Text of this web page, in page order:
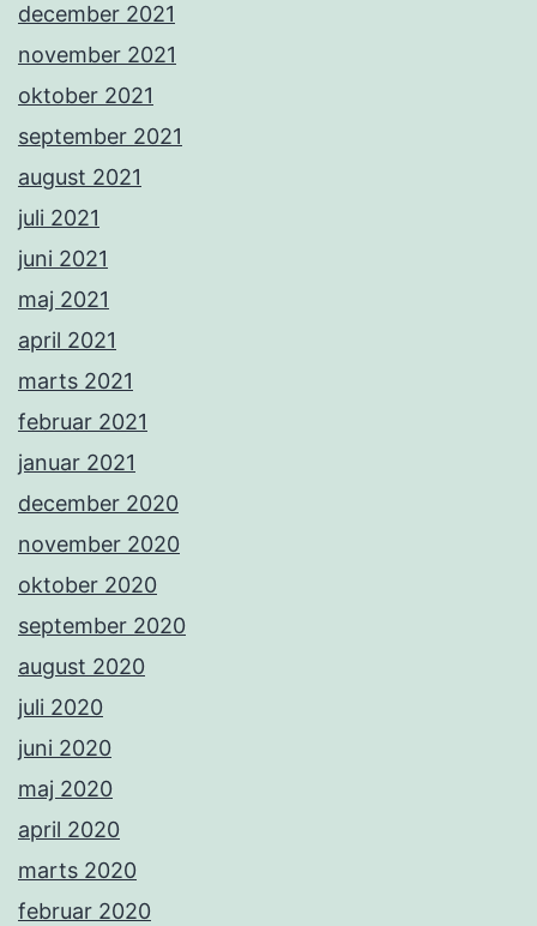
december 2021
november 2021
oktober 2021
september 2021
august 2021
juli 2021
juni 2021
maj 2021
april 2021
marts 2021
februar 2021
januar 2021
december 2020
november 2020
oktober 2020
september 2020
august 2020
juli 2020
juni 2020
maj 2020
april 2020
marts 2020
februar 2020